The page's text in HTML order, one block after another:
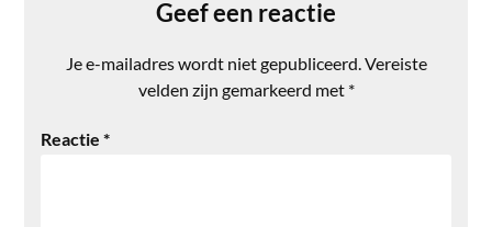
Geef een reactie
Je e-mailadres wordt niet gepubliceerd.Vereiste
velden zijn gemarkeerd met *
Reactie*